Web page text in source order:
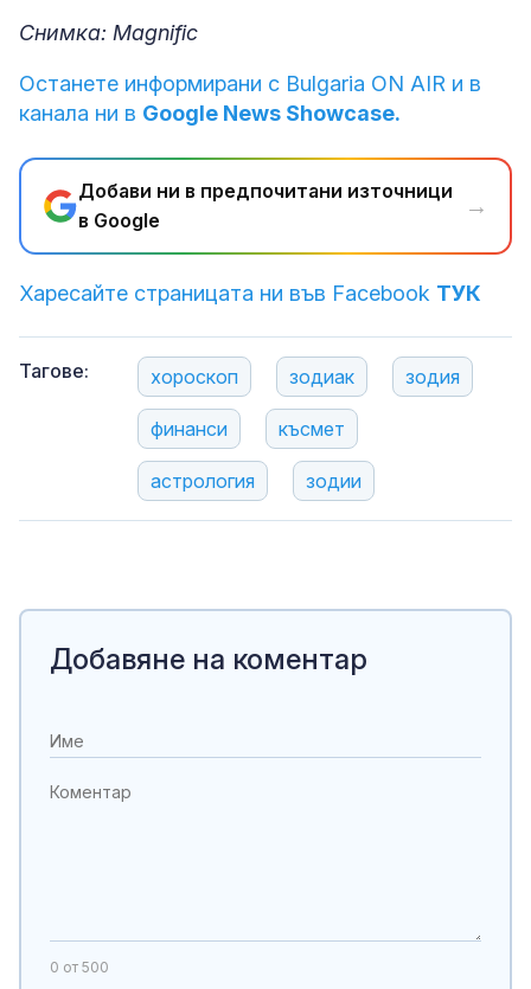
Снимка: Magnific
Останете информирани с Bulgaria ON AIR и в
канала ни в Google News Showcase.
Добави ни в предпочитани източници
в Google
→
Харесайте страницата ни във Facebook ТУК
Тагове: хороскоп зодиак зодия
финанси късмет
астрология зодии
Добавяне на коментар
0 от 500